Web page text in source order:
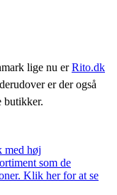
lige nu erRito.dk
er der også
butikker.
med høj
som de
Klik her for at se